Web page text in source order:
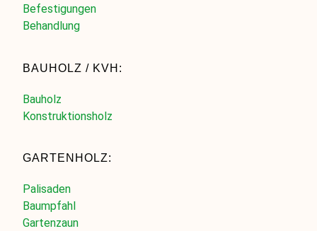
Befestigungen
Behandlung
BAUHOLZ / KVH:
Bauholz
Konstruktionsholz
GARTENHOLZ:
Palisaden
Baumpfahl
Gartenzaun